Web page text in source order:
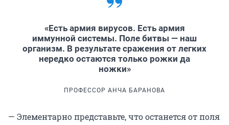
«Есть армия вирусов. Есть армия
иммунной системы. Поле битвы — наш
организм. В результате сражения от легких
нередко остаются только рожки да
ножки»
ПРОФЕССОР АНЧА БАРАНОВА
— Элементарно представьте, что останется от поля